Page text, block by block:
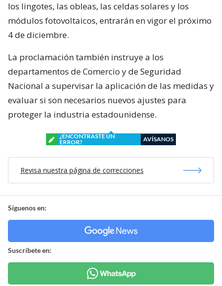
los lingotes, las obleas, las celdas solares y los
módulos fotovoltaicos, entrarán en vigor el próximo
4 de diciembre.
La proclamación también instruye a los
departamentos de Comercio y de Seguridad
Nacional a supervisar la aplicación de las medidas y
evaluar si son necesarios nuevos ajustes para
proteger la industria estadounidense.
¿ENCONTRASTE UN
ERROR?
AVÍSANOS
Revisa nuestra página de correcciones
Síguenos en:
Suscríbete en: